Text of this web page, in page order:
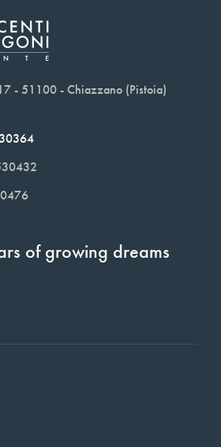
- 51100 - Chiazzano (Pistoia)
of growing dreams